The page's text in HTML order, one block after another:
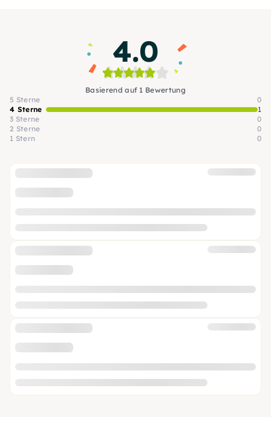
4.0
Basierend auf 1 Bewertung
5 Sterne
0
4 Sterne
1
3 Sterne
0
2 Sterne
0
1 Stern
0